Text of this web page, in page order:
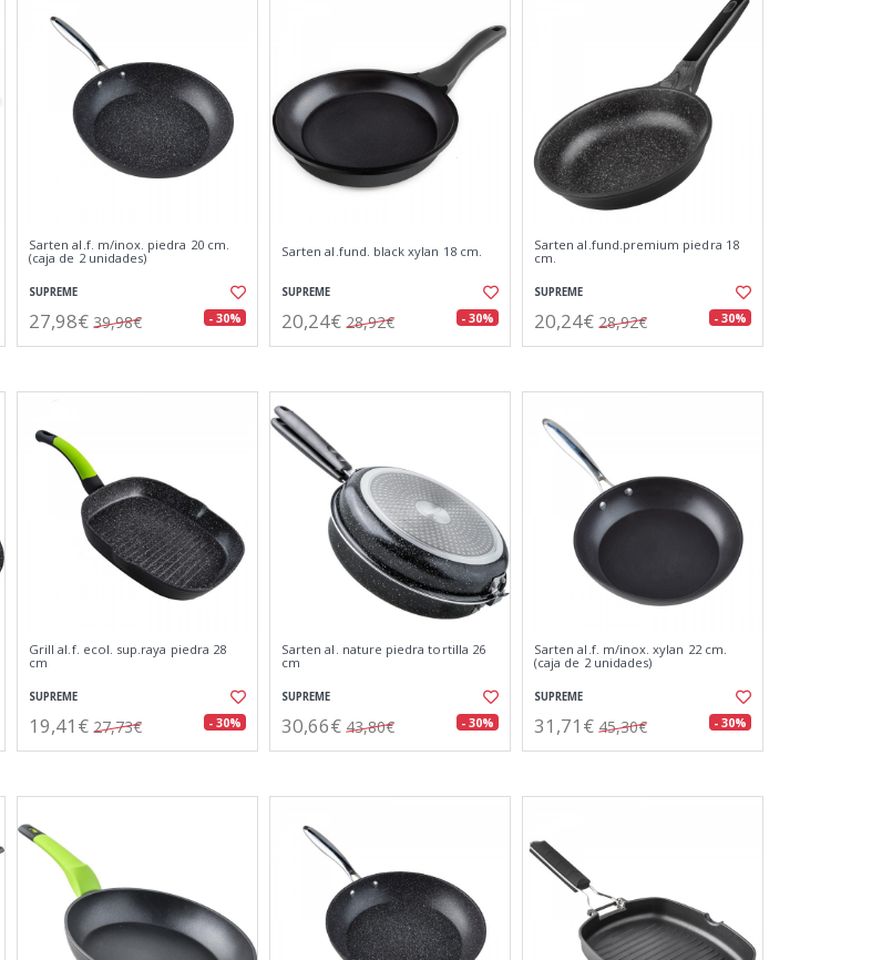
Sarten al.f. m/inox. piedra 20 cm.
(caja de 2 unidades)
SUPREME
27,98€ 39,98€ - 30%
Sarten al.fund. black xylan 18 cm.
SUPREME
20,24€ 28,92€ - 30%
Sarten al.fund.premium piedra 18
cm.
SUPREME
20,24€ 28,92€ - 30%
Grill al.f. ecol. sup.raya piedra 28
cm
SUPREME
19,41€ 27,73€ - 30%
Sarten al. nature piedra tortilla 26
cm
SUPREME
30,66€ 43,80€ - 30%
Sarten al.f. m/inox. xylan 22 cm.
(caja de 2 unidades)
SUPREME
31,71€ 45,30€ - 30%